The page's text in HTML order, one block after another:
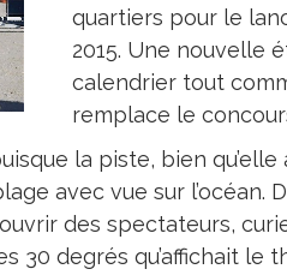
quartiers pour le
2015. Une nouvelle
calendrier tout
remplace le
la piste, bien
avec vue sur l’océan.
des spectateurs,
30 degrés qu’affichait